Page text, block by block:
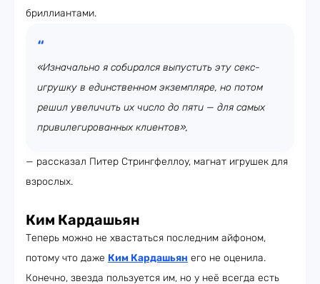
бриллиантами.
«Изначально я собирался выпустить эту секс-
игрушку в единственном экземпляре, но потом
решил увеличить их число до пяти — для самых
привилегированных клиентов»,
— рассказал Питер Стрингфеллоу, магнат игрушек для
взрослых.
Ким Кардашьян
Теперь можно не хвастаться последним айфоном,
потому что даже Ким Кардашьян его не оценила.
Конечно, звезда пользуется им, но у неё всегда есть